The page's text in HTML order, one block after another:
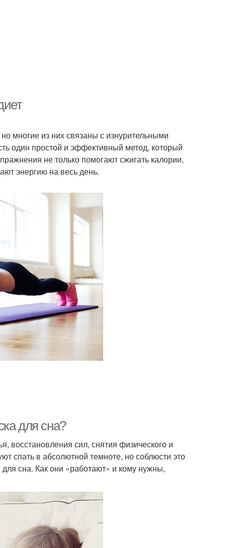
многие из них связаны с изнурительными
один простой и эффективный метод, который
не только помогают сжигать калории,
энергию на весь день.
для сна?
восстановления сил, снятия физического и
спать в абсолютной темноте, но соблюсти это
сна. Как они «работают» и кому нужны,